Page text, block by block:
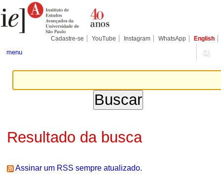
para
conteúdo.
Pessoais
Cadastre-se YouTube Instagram WhatsApp English
menu
Resultado da busca
Assinar um RSS sempre atualizado.